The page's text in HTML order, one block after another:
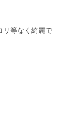
リ等なく綺麗で